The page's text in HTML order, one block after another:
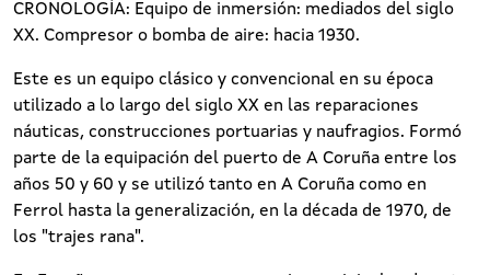
CRONOLOGÍA: Equipo de inmersión: mediados del siglo
XX. Compresor o bomba de aire: hacia 1930.
Este es un equipo clásico y convencional en su época
utilizado a lo largo del siglo XX en las reparaciones
náuticas, construcciones portuarias y naufragios. Formó
parte de la equipación del puerto de A Coruña entre los
años 50 y 60 y se utilizó tanto en A Coruña como en
Ferrol hasta la generalización, en la década de 1970, de
los "trajes rana".